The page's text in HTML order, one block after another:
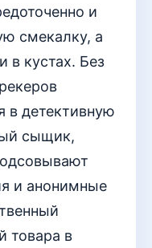
и
смекалку, а
в кустах. Без
в детективную
сыщик,
и анонимные
товара в